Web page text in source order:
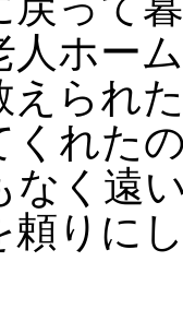
人ホー
えられ
くれた
なく遠
頼りに